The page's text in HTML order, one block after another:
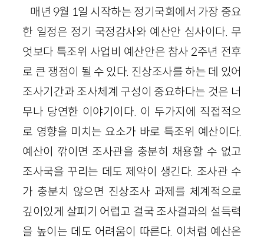
매년 9월 1일 시작하는 정기국회에서 가장 중요
한 일정은 정기 국정감사와 예산안 심사이다. 무
엇보다 특조위 사업비 예산안은 참사 2주년 전후
로 큰 쟁점이 될 수 있다. 진상조사를 하는 데 있어
조사기간과 조사체계 구성이 중요하다는 것은 너
무나 당연한 이야기이다. 이 두가지에 직접적으
로 영향을 미치는 요소가 바로 특조위 예산이다.
예산이 깎이면 조사관을 충분히 채용할 수 없고
조사국을 꾸리는 데도 제약이 생긴다. 조사관 수
가 충분치 않으면 진상조사 과제를 체계적으로
깊이있게 살피기 어렵고 결국 조사결과의 설득력
을 높이는 데도 어려움이 따른다. 이처럼 예산은